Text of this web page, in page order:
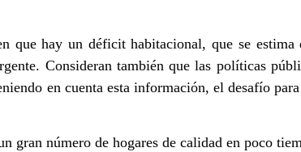
que hay un déficit habitacional, que se
Consideran también que las políticas
en cuenta esta información, el desafío
gran número de hogares de calidad en poco